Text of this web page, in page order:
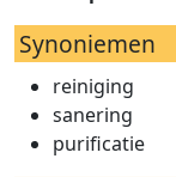
Synoniemen
reiniging
sanering
purificatie